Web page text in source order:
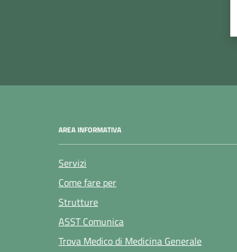
AREA INFORMATIVA
Servizi
Come fare per
Strutture
ASST Comunica
Trova Medico di Medicina Generale